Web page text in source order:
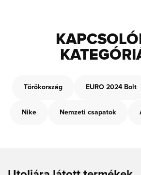
Törökország EURO 2024 Bolt
Nike Nemzeti csapatok